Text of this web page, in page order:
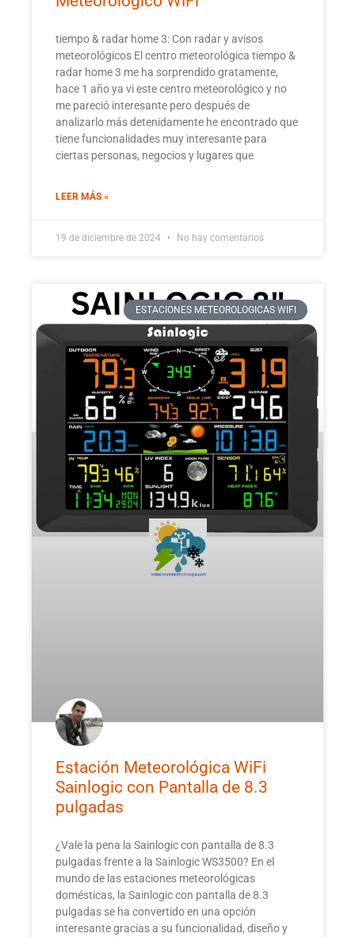
tiempo & radar home 3: Con radar y avisos
meteorológicos El centro meteorológica tiempo &
radar home 3 me ha sorprendido gratamente,
hace 1 año ya vi este centro meteorológico y no
me pareció interesante pero después de
analizarlo más detenidamente he encontrado que
tiene funcionalidades muy interesante para
ciertas personas, negocios y lugares que
LEER MÁS »
19 de diciembre de 2024 No hay comentarios
ESTACIONES METEOROLOGICAS WIFI
Estación Meteorológica WiFi
Sainlogic con Pantalla de 8.3
pulgadas
¿Vale la pena la Sainlogic con pantalla de 8.3
pulgadas frente a la Sainlogic WS3500? En el
mundo de las estaciones meteorológicas
domésticas, la Sainlogic con pantalla de 8.3
pulgadas se ha convertido en una opción
interesante gracias a su funcionalidad, diseño y